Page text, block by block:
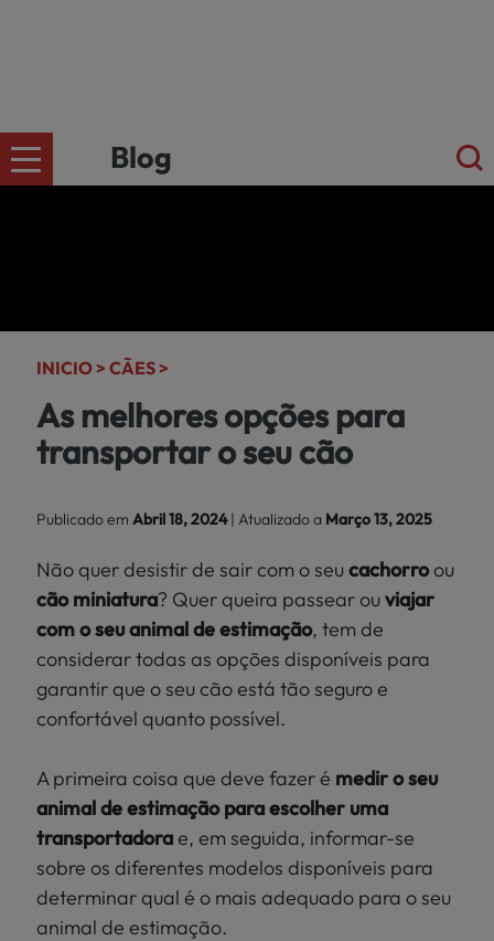
Blog
GATOS
PEQUENOS
MAMÍFEROS
PEIXES
PÁSSAROS
RÉPTEIS
MUNDO
kiwoko.pt
a sua loja
INICIO >CÃES >
As melhores opções para
transportar o seu cão
Publicado em Abril 18, 2024| Atualizado a Março 13, 2025
Não quer desistir de sair com o seu cachorroou
cão miniatura? Quer queira passear ou viajar
com o seu animal de estimação, tem de
considerar todas as opções disponíveis para
garantir que o seu cão está tão seguro e
confortável quanto possível.
A primeira coisa que deve fazer é medir o seu
animal de estimação para escolher uma
transportadorae, em seguida, informar-se
sobre os diferentes modelos disponíveis para
determinar qual é o mais adequado para o seu
animal de estimação.